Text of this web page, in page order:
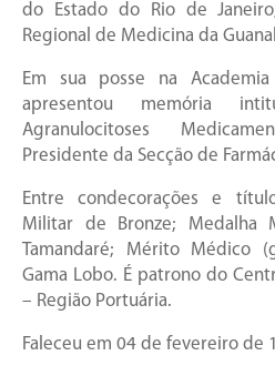
do Estado do Rio de
Regional de Medicina da
Em sua posse na
apresentou memória
Agranulocitoses
Presidente da Secção de
Entre condecorações e
Militar de Bronze; Medalha
Tamandaré; Mérito Médico
Gama Lobo. É patrono do
– Região Portuária.
Faleceu em 04 de fevereiro de